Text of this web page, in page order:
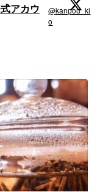
アカウ
@kanpou_ki
o